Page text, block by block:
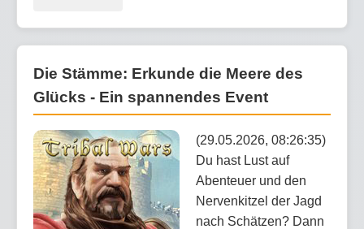
Die Stämme: Erkunde die Meere des
Glücks - Ein spannendes Event
(29.05.2026, 08:26:35)
Du hast Lust auf
Abenteuer und den
Nervenkitzel der Jagd
nach Schätzen? Dann